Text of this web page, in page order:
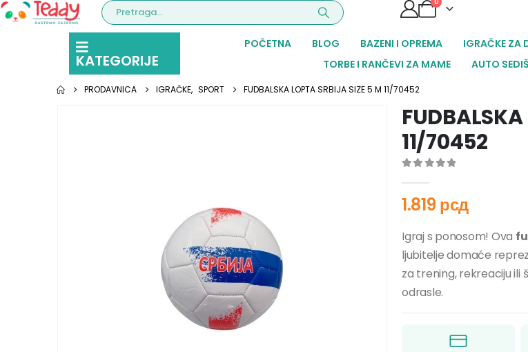
KATEGORIJE
POČETNA BLOG BAZENI I OPREMA IGRAČKE ZA
TORBE I RANČEVI ZA MAME
AUTO
PRODAVNICA IGRAČKE, SPORT FUDBALSKA LOPTA SRBIJA SIZE 5 M 11/70452
11/70452
1.819 рсд
Igraj s ponosom! Ova
ljubitelje domaće
za trening, rekreaciju ili
odrasle.